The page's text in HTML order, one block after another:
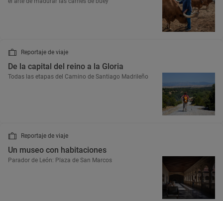
Reportaje de viaje
De la capital del reino a la Gloria
Todas las etapas del Camino de Santiago Madrileño
Reportaje de viaje
Un museo con habitaciones
Parador de León: Plaza de San Marcos